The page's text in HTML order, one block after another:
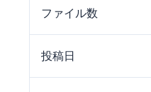
ファイル数
投稿日